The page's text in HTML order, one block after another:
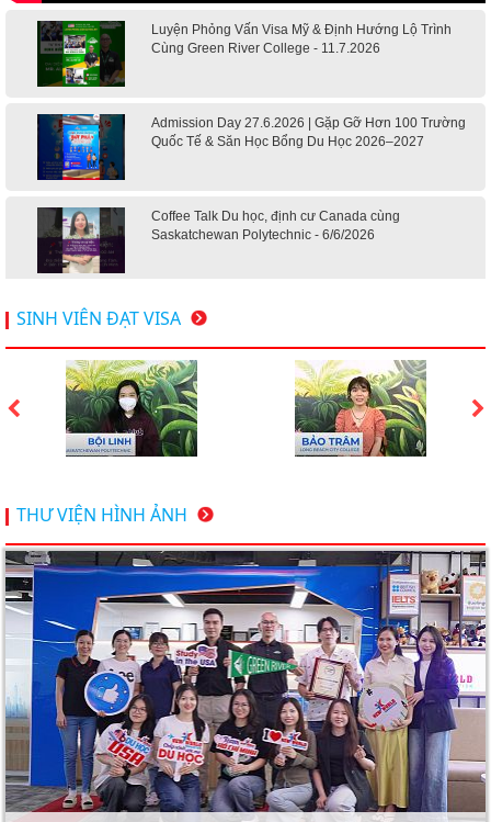
Luyện Phỏng Vấn Visa Mỹ & Định Hướng Lộ Trình
Cùng Green River College - 11.7.2026
Admission Day 27.6.2026 | Gặp Gỡ Hơn 100 Trường
Quốc Tế & Săn Học Bổng Du Học 2026–2027
Coffee Talk Du học, định cư Canada cùng
Saskatchewan Polytechnic - 6/6/2026
Hội thảo du học Mỹ 18.4.2026 - Đại học Mỹ học phí
dưới 20k/ năm
Du học Mỹ 2026 - Lấy bằng cử nhân lúc 20 tuổi cùng
chương trình High School Completion, Washington
bạn khám phá
Du học Mỹ năm 2026: Cơ hội học tập và trải nghiệm tại
nền giáo dục hàng đầu
TƯ VẤN DU HỌC TOÀN DIỆN – BƯỚC ĐỆM VỮNG
CHẮC TỪ NEW WORLD EDUCATION
DU HỌC ÚC DẦN TRỞ THÀNH LỰA CHỌN HÀNG
ĐẦU CỦA DU HỌC SINH NĂM 2026 – VÀ TẤT CẢ
ĐỀU CÓ LÝ DO!!
SINH VIÊN ĐẠT VISA
THƯ VIỆN HÌNH ẢNH